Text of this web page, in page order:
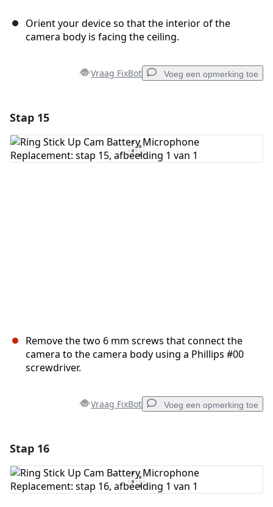
Orient your device so that the interior of the
camera body is facing the ceiling.
Vraag FixBot Voeg een opmerking toe
Voeg opmerking toe
Stap 15
Remove the two 6 mm screws that connect the
camera to the camera body using a Phillips #00
screwdriver.
Vraag FixBot Voeg een opmerking toe
Voeg opmerking toe
Stap 16